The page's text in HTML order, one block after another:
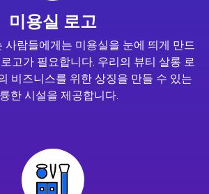
미용실 로고
사람들에게는 미용실을 눈에 띄게 만드
고가 필요합니다. 우리의 뷰티 살롱 로
비즈니스를 위한 상징을 만들 수 있는
한 시설을 제공합니다.